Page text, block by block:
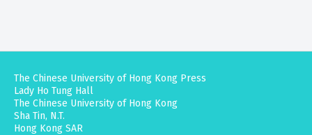
The Chinese University of Hong Kong Press
Lady Ho Tung Hall
The Chinese University of Hong Kong
Sha Tin, N.T.
Hong Kong SAR